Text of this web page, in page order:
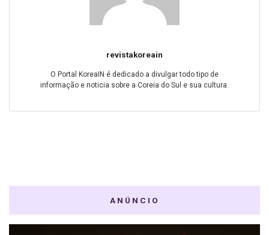
revistakoreain
O Portal KoreaIN é dedicado a divulgar todo tipo de
informação e noticia sobre a Coreia do Sul e sua cultura.
ANÚNCIO